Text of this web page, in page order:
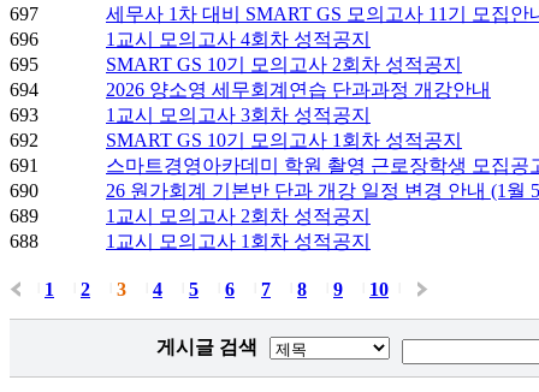
697
세무사 1차 대비 SMART GS 모의고사 11기 모집안
696
1교시 모의고사 4회차 성적공지
695
SMART GS 10기 모의고사 2회차 성적공지
694
2026 양소영 세무회계연습 단과과정 개강안내
693
1교시 모의고사 3회차 성적공지
692
SMART GS 10기 모의고사 1회차 성적공지
691
스마트경영아카데미 학원 촬영 근로장학생 모집공
690
26 원가회계 기본반 단과 개강 일정 변경 안내 (1월
689
1교시 모의고사 2회차 성적공지
688
1교시 모의고사 1회차 성적공지
1 2 3 4 5 6 7 8 9 10
게시글 검색